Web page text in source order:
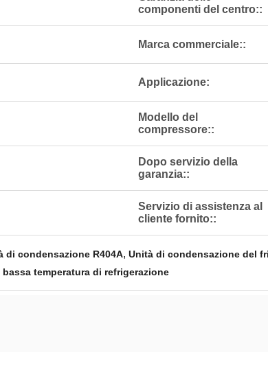
componenti del centro::
Marca commerciale::
Applicazione:
Modello del
compressore::
Dopo servizio della
garanzia::
Servizio di assistenza al
cliente fornito::
di condensazione R404A, Unità di condensazione del
temperatura di refrigerazione